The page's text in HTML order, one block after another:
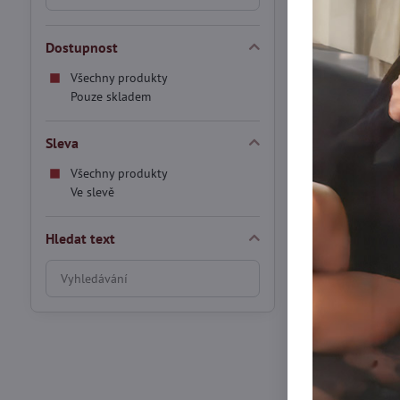
Termo
Skladem
529 Kč
Dámské
Dostupnost
Všechny produkty
Pouze skladem
Sleva
Všechny produkty
Ve slevě
Hledat text
Prohledat
výsledky